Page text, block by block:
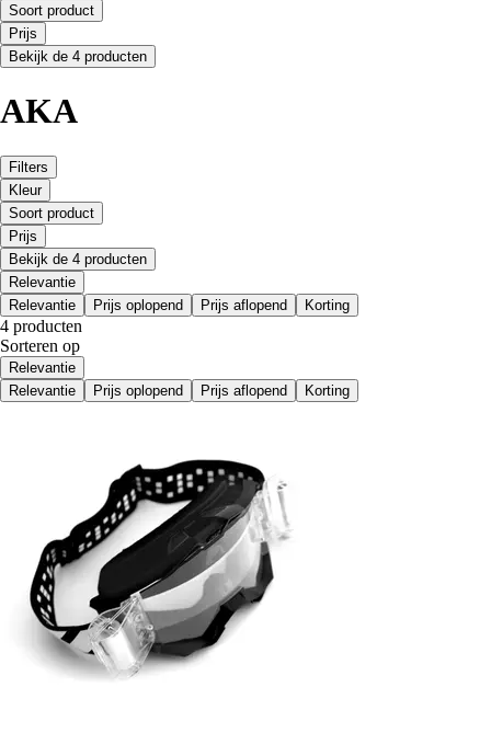
Soort product
Prijs
Bekijk de 4 producten
AKA
Filters
Kleur
Soort product
Prijs
Bekijk de 4 producten
Relevantie
Relevantie
Prijs oplopend Prijs aflopend Korting
4 producten
Sorteren op
Relevantie
Relevantie
Prijs oplopend Prijs aflopend Korting